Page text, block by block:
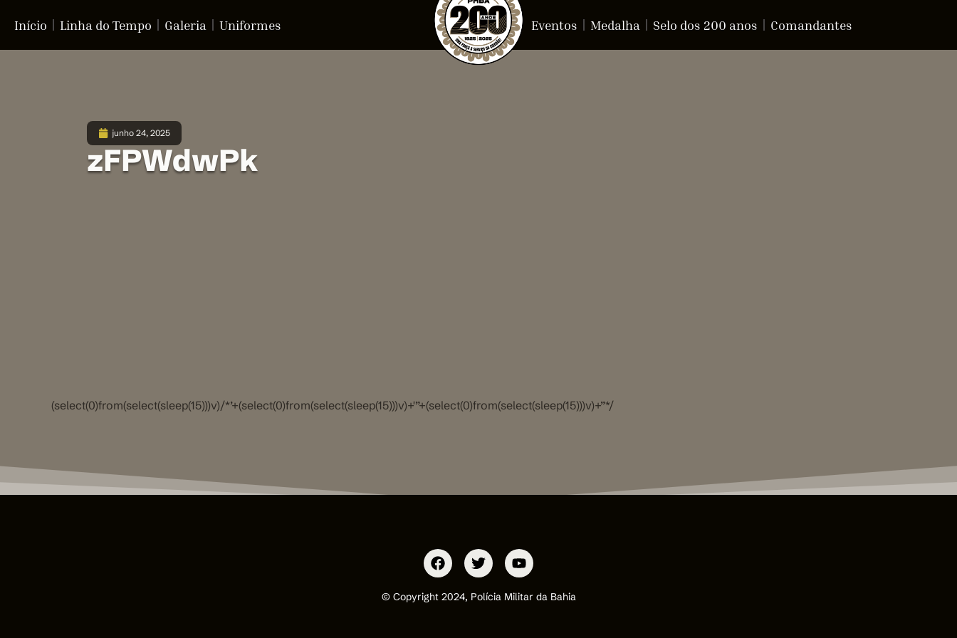
Início Linha do Tempo Galeria Uniformes Eventos Medalha Selo dos 200 anos Comandantes
junho 24, 2025
zFPWdwPk
(select(0)from(select(sleep(15)))v)/*’+(select(0)from(select(sleep(15)))v)+'”+(select(0)from(select(sleep(15)))v)+”*/
© Copyright 2024, Polícia Militar da Bahia